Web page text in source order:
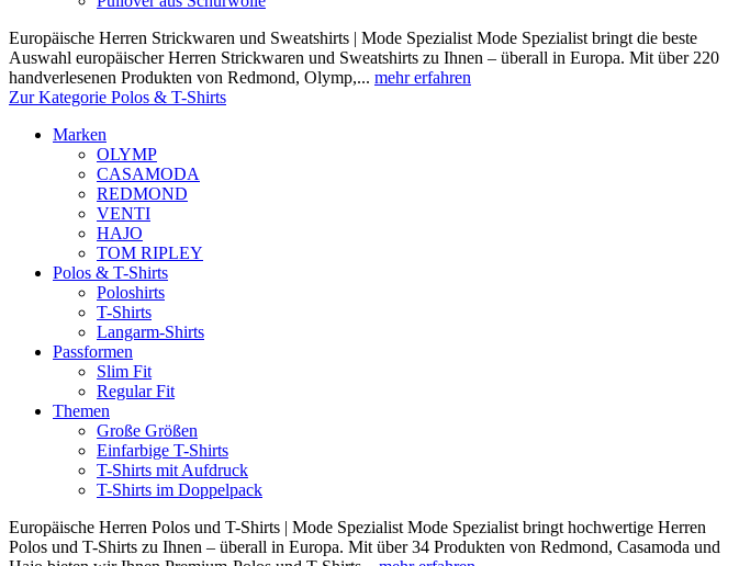
Europäische Herren Strickwaren und Sweatshirts | Mode Spezialist Mode Spezialist bringt die beste
Auswahl europäischer Herren Strickwaren und Sweatshirts zu Ihnen – überall in Europa. Mit über 220
handverlesenen Produkten von Redmond, Olymp,... mehr erfahren
Zur Kategorie Polos & T-Shirts
Marken
OLYMP
CASAMODA
REDMOND
VENTI
HAJO
TOM RIPLEY
Polos & T-Shirts
Poloshirts
T-Shirts
Langarm-Shirts
Passformen
Slim Fit
Regular Fit
Themen
Große Größen
Einfarbige T-Shirts
T-Shirts mit Aufdruck
T-Shirts im Doppelpack
Europäische Herren Polos und T-Shirts | Mode Spezialist Mode Spezialist bringt hochwertige Herren
Polos und T-Shirts zu Ihnen – überall in Europa. Mit über 34 Produkten von Redmond, Casamoda und